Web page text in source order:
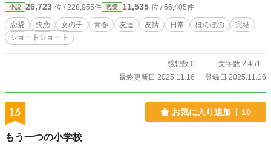
小説 26,723 位 / 228,955件 恋愛 11,535 位 / 66,405件
恋愛 失恋 女の子 青春 友達 友情 日常 ほのぼの
完結
ショートショート
感想数 0
文字数 2,451
最終更新日 2025.11.16
登録日 2025.11.16
15 お気に入り追加 10
もう一つの小学校